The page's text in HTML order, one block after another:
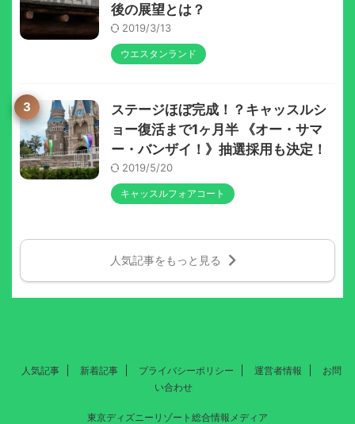
後の展望とは？
2019/3/13
ウエスタンランド
3
ステージほぼ完成！？キャッスルシ
ョー復活まで1ヶ月半 《オー・サマ
ー・バンザイ！》抽選採用も決定！
2019/5/20
キャッスルフォアコート
人気記事をもっと見る
人気記事 新着記事 プライバシーポリシー 運営者情報
お問
い合わせ
東京ディズニーリゾート総合情報メディア